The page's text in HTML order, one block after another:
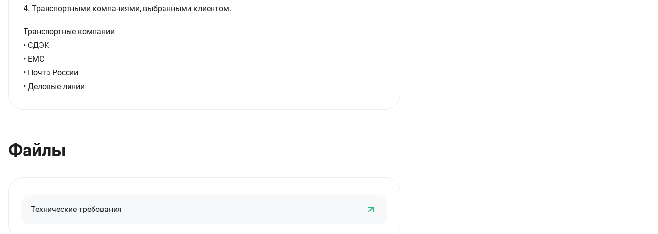
4. Транспортными компаниями, выбранными клиентом.
Транспортные компании
• СДЭК
• ЕМС
• Почта России
• Деловые линии
Файлы
Технические требования